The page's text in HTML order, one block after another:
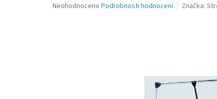
Průměrné
Neohodnoceno Podrobnosti hodnocení Značka: